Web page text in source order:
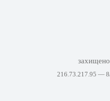
захищено
216.73.217.95 —